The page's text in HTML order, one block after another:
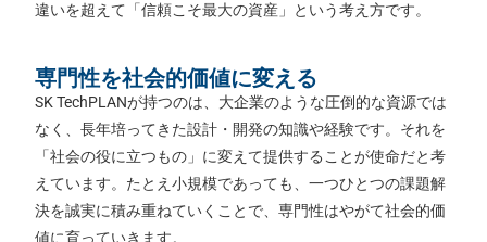
違いを超えて「信頼こそ最大の資産」という考え方です。
専門性を社会的価値に変える
SK TechPLANが持つのは、大企業のような圧倒的な資源では
なく、長年培ってきた設計・開発の知識や経験です。それを
「社会の役に立つもの」に変えて提供することが使命だと考
えています。たとえ小規模であっても、一つひとつの課題解
決を誠実に積み重ねていくことで、専門性はやがて社会的価
値に育っていきます。